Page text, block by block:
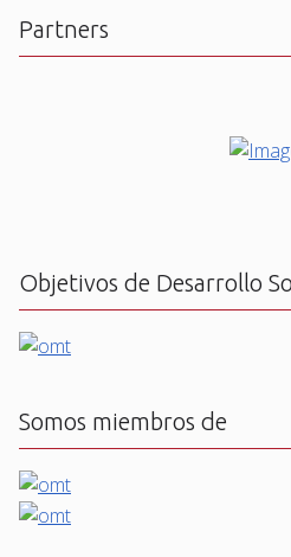
Partners
Objetivos de Desarrollo
Somos miembros de